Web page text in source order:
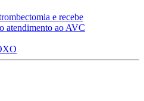
e recebe
atendimento ao AVC